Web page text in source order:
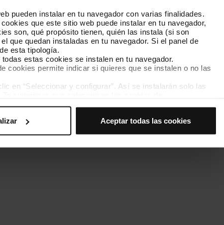
pueden instalar en tu navegador con varias finalidades.
que este sitio web puede instalar en tu navegador,
son, qué propósito tienen, quién las instala (si son
que quedan instaladas en tu navegador. Si el panel de
esta tipología.
estas cookies se instalen en tu navegador.
cookies permite indicar si quieres que se instalen o no las
en “Seleccionar y configurar”. Así se instalarán solo las
(como el idioma) y mejoran tu experiencia de
de la web y, por tanto, si no las aceptas, no puedes
de la web.
Aceptar todas las cookies
Contacta Otras webs de TMB
Accesibilidad Mapa web Webs de interés Intranet